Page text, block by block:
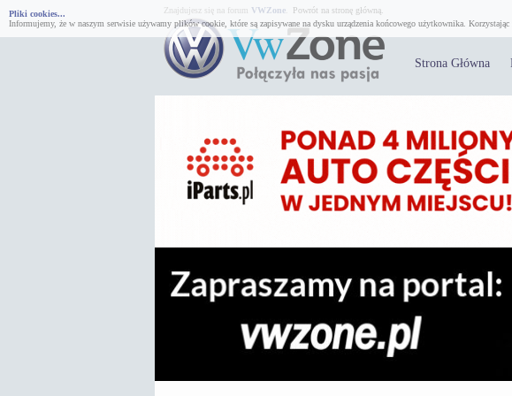
Pliki cookies...
Informujemy, że w naszym serwisie używamy plików cookie, które są zapisywane na dysku urządzenia końcowego użytkownika.
Znajdujesz się na forum VWZone. Powrót na stronę główną.
Strona Główna